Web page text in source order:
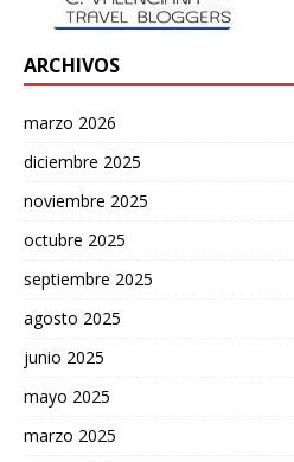
ARCHIVOS
marzo 2026
diciembre 2025
noviembre 2025
octubre 2025
septiembre 2025
agosto 2025
junio 2025
mayo 2025
marzo 2025